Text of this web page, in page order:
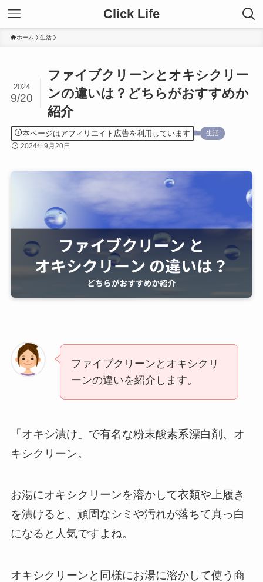
Click Life
ホーム 生活
ファイブクリーンとオキシクリー
ンの違いは？どちらがおすすめか
紹介
2024
9/20
本ページはアフィリエイト広告を利用しています 生活
2024年9月20日
ファイブクリーンとオキシクリ
ーンの違いを紹介します。
「オキシ漬け」で有名な粉末酸素系漂白剤、オ
キシクリーン。
お湯にオキシクリーンを溶かして衣類や上履き
を漬けると、頑固なシミや汚れが落ちて真っ白
になると人気ですよね。
オキシクリーンと同様にお湯に溶かして使う商